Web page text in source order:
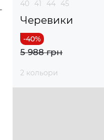
40 41 44 45
Черевики
5 988 грн
2 кольори